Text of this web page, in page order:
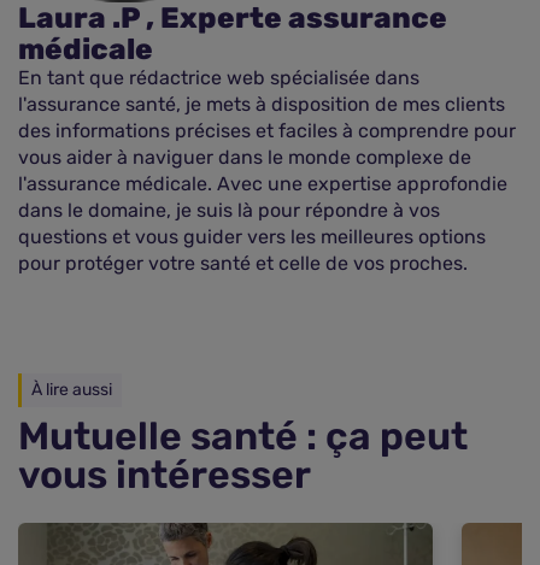
Laura .P , Experte assurance
médicale
En tant que rédactrice web spécialisée dans
l'assurance santé, je mets à disposition de mes clients
des informations précises et faciles à comprendre pour
vous aider à naviguer dans le monde complexe de
l'assurance médicale. Avec une expertise approfondie
dans le domaine, je suis là pour répondre à vos
questions et vous guider vers les meilleures options
pour protéger votre santé et celle de vos proches.
À lire aussi
Mutuelle santé : ça peut
vous intéresser
Comparer les mutuelles santé